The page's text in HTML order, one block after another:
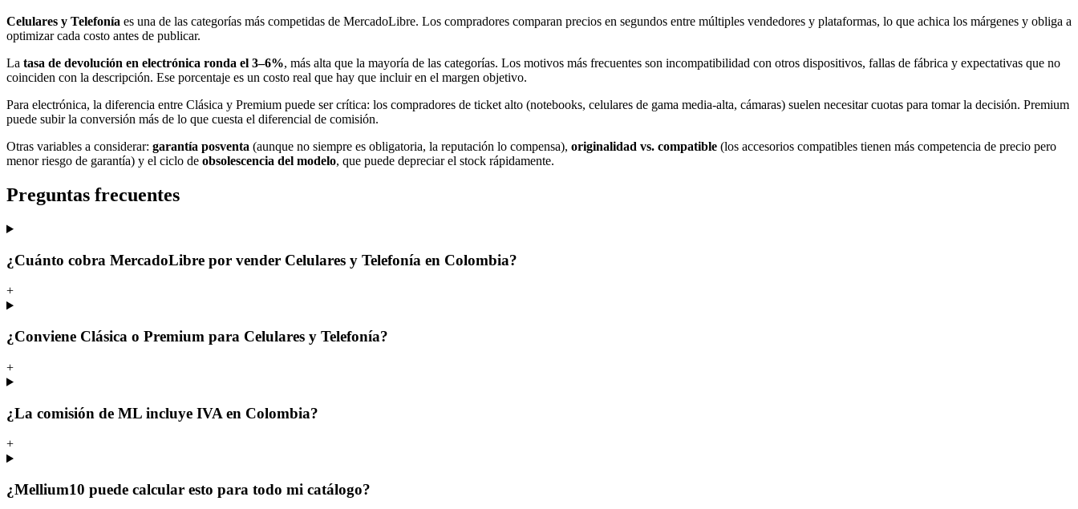
Celulares y Telefonía es una de las categorías más competidas de MercadoLibre. Los compradores comparan precios en segundos entre múltiples vendedores y plataformas, lo que achica los márgenes y obliga a
optimizar cada costo antes de publicar.
La tasa de devolución en electrónica ronda el 3–6%, más alta que la mayoría de las categorías. Los motivos más frecuentes son incompatibilidad con otros dispositivos, fallas de fábrica y expectativas que no
coinciden con la descripción. Ese porcentaje es un costo real que hay que incluir en el margen objetivo.
Para electrónica, la diferencia entre Clásica y Premium puede ser crítica: los compradores de ticket alto (notebooks, celulares de gama media-alta, cámaras) suelen necesitar cuotas para tomar la decisión. Premium
puede subir la conversión más de lo que cuesta el diferencial de comisión.
Otras variables a considerar: garantía posventa (aunque no siempre es obligatoria, la reputación lo compensa), originalidad vs. compatible (los accesorios compatibles tienen más competencia de precio pero
menor riesgo de garantía) y el ciclo de obsolescencia del modelo, que puede depreciar el stock rápidamente.
Preguntas frecuentes
¿Cuánto cobra MercadoLibre por vender Celulares y Telefonía en Colombia?
+
¿Conviene Clásica o Premium para Celulares y Telefonía?
+
¿La comisión de ML incluye IVA en Colombia?
+
¿Mellium10 puede calcular esto para todo mi catálogo?